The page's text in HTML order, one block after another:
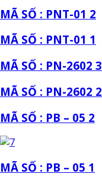
MÃ SỐ : PNT-01 2
MÃ SỐ : PNT-01 1
MÃ SỐ : PN-2602 3
MÃ SỐ : PN-2602 2
MÃ SỐ : PB – 05 2
MÃ SỐ : PB – 05 1